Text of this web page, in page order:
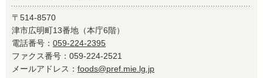
〒514-8570
津市広明町13番地（本庁6階）
電話番号： 059-224-2395
ファクス番号：059-224-2521
メールアドレス： foods@pref.mie.lg.jp